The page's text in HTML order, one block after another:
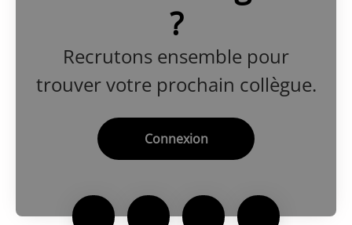
?
Recrutons ensemble pour
trouver votre prochain collègue.
Connexion